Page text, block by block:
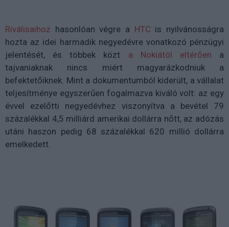
Riválisaihoz hasonlóan végre a HTC is nyilvánosságra
hozta az idei harmadik negyedévre vonatkozó pénzügyi
jelentését, és többek közt a Nokiától eltérően a
tajvaniaknak nincs miért magyarázkodniuk a
befektetőiknek. Mint a dokumentumból kiderült, a vállalat
teljesítménye egyszerűen fogalmazva kiváló volt: az egy
évvel ezelőtti negyedévhez viszonyítva a bevétel 79
százalékkal 4,5 milliárd amerikai dollárra nőtt, az adózás
utáni haszon pedig 68 százalékkal 620 millió dollárra
emelkedett.